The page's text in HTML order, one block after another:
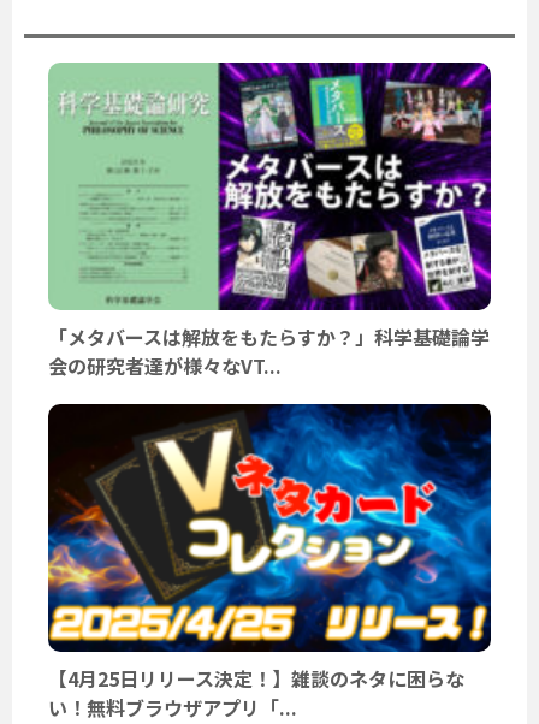
「メタバースは解放をもたらすか？」科学基礎論学
会の研究者達が様々なVT...
【4月25日リリース決定！】雑談のネタに困らな
い！無料ブラウザアプリ「...